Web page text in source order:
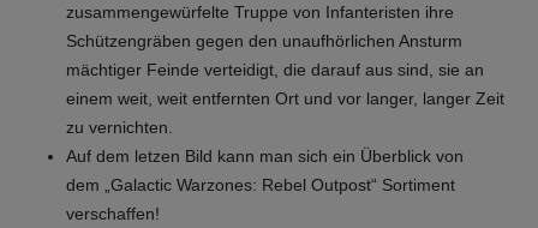
zusammengewürfelte Truppe von Infanteristen ihre
Schützengräben gegen den unaufhörlichen Ansturm
mächtiger Feinde verteidigt, die darauf aus sind, sie an
einem weit, weit entfernten Ort und vor langer, langer Zeit
zu vernichten.
Auf dem letzen Bild kann man sich ein Überblick von
dem „Galactic Warzones: Rebel Outpost“ Sortiment
verschaffen!